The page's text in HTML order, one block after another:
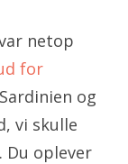
netop
for
og
vi skulle
Du oplever